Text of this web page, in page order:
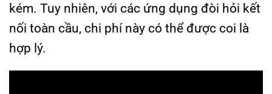
kém. Tuy nhiên, với các ứng dụng đòi hỏi kết
nối toàn cầu, chi phí này có thể được coi là
hợp lý.